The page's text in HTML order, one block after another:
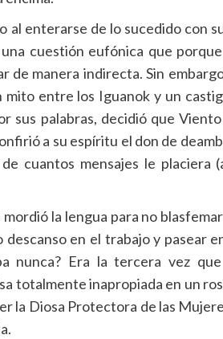
al enterarse de lo sucedido con
cuestión eufónica que
de manera indirecta. Sin
mito entre los Iguanok y un
sus palabras, decidió que
a su espíritu el don de
cuantos mensajes le placiera
la lengua para no
en el trabajo y pasear
nunca? Era la tercera vez
totalmente inapropiada en un
la Diosa Protectora de las